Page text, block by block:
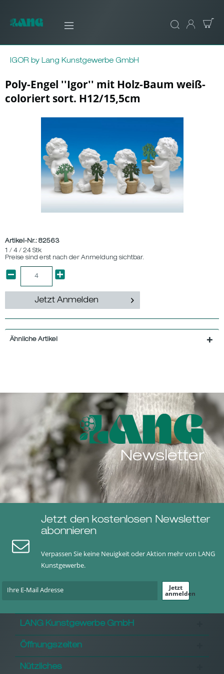
IGOR by Lang Kunstgewerbe GmbH
Poly-Engel ''Igor'' mit Holz-Baum weiß-
coloriert sort. H12/15,5cm
Artikel-Nr.: 82563
1 / 4 / 24 Stk
Preise sind erst nach der Anmeldung sichtbar.
Jetzt Anmelden
Ähnliche Artikel
Newsletter
Jetzt den kostenlosen Newsletter
abonnieren
Verpassen Sie keine Neuigkeit oder Aktion mehr von LANG
Kunstgewerbe.
Jetzt
anmelden
LANG Kunstgewerbe GmbH
Öffnungszeiten
Nützliches